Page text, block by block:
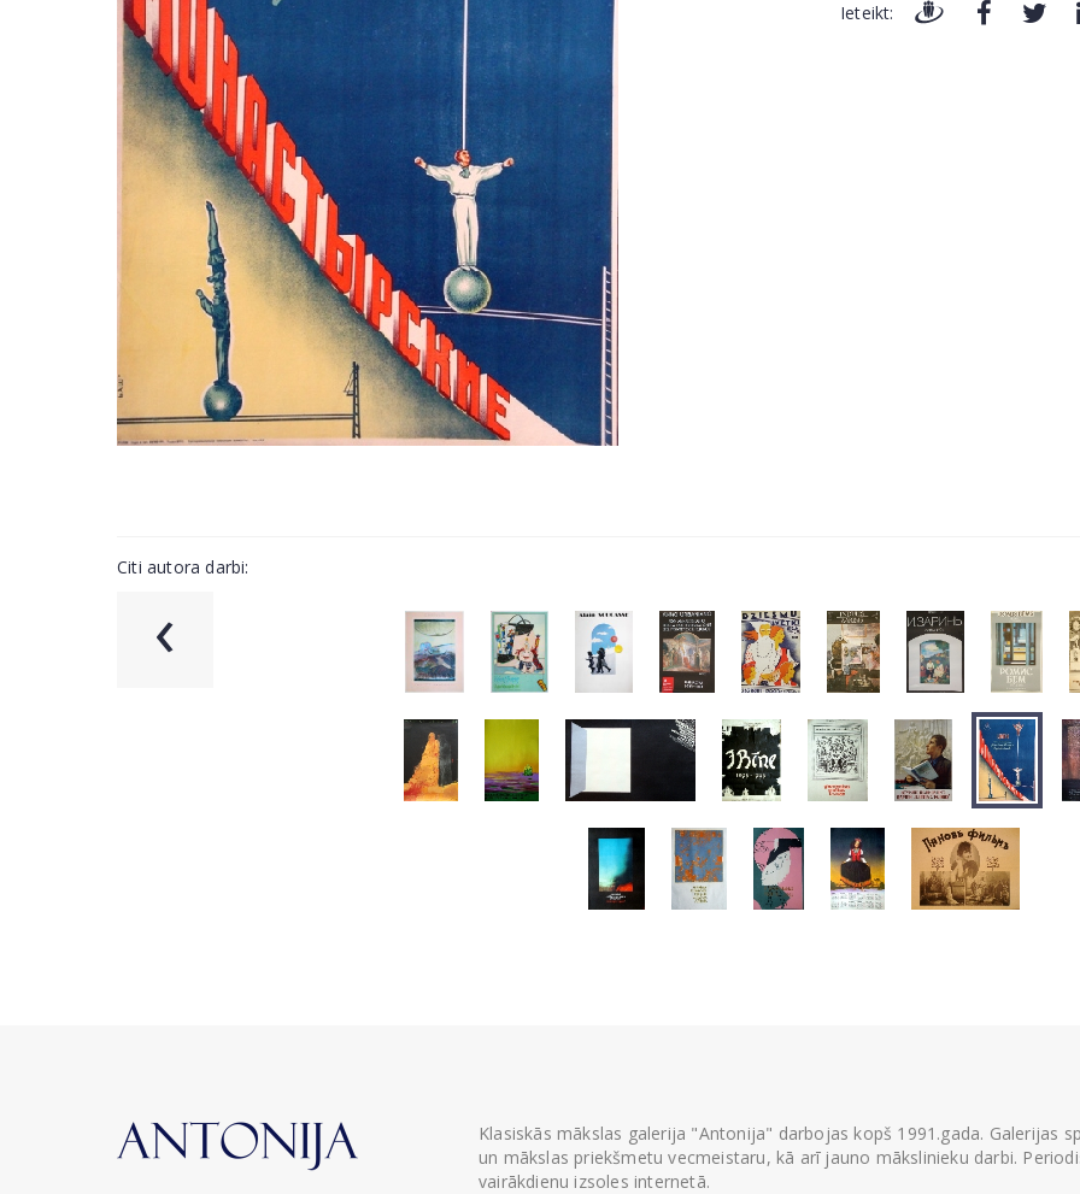
Ieteikt:
Citi autora darbi:
‹
Klasiskās mākslas galerija "Antonija" darbojas kopš 1991.gada. Galerijas
un mākslas priekšmetu vecmeistaru, kā arī jauno mākslinieku darbi.
vairākdienu izsoles internetā.